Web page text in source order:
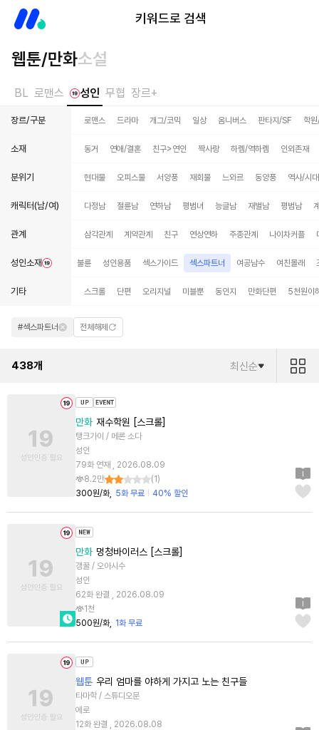
키워드로 검색
웹툰/만화소설
BL 로맨스 성인 무협 장르+
장르/구분 로맨스 드라마 개그/코믹 일상 옴니버스 판타지/SF 학
소재 동거 연애/결혼 친구>연인 짝사랑 하렘/역하렘 인외존재
분위기 현대물 오피스물 서양풍 재회물 느와르 동양풍 역사/시
캐릭터(남/여) 다정남 절륜남 연하남 평범녀 능글남 재벌남 평범남
관계 삼각관계 계약관계 친구 연상연하 주종관계 나이차커플
성인소재
마사지 변태 불륜 성인용품 섹스가이드 섹스파트너 여공남수 여친몰래
기타 스크롤 단편 오리지널 미블뿐 동인지 만화단편 5천원이
#섹스파트너 전체해제
438개 최신순
만화 재수학원 [스크롤]
탱크가이 / 메론 소다
성인
79화 연재 , 2026.08.09
8.2만
(1 )
300원/화
5화 무료 40% 할인
만화 멍청바이러스 [스크롤]
갱꿀 / 오아시수
성인
62화 완결 , 2026.08.09
1천
500원/화
1화 무료
웹툰 우리 엄마를 야하게 가지고 노는 친구들
타마학 / 스튜디오문
에로
12화 완결 , 2026.08.08